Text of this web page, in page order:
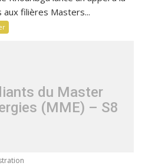
aux filières Masters...
du Master
(MME) – S8